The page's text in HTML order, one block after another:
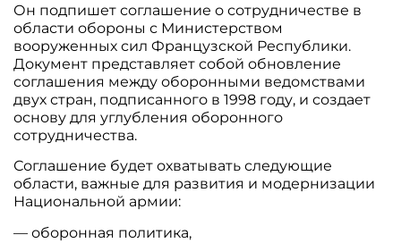
Он подпишет соглашение о сотрудничестве в
области обороны с Министерством
вооруженных сил Французской Республики.
Документ представляет собой обновление
соглашения между оборонными ведомствами
двух стран, подписанного в 1998 году, и создает
основу для углубления оборонного
сотрудничества.
Соглашение будет охватывать следующие
области, важные для развития и модернизации
Национальной армии:
— оборонная политика,